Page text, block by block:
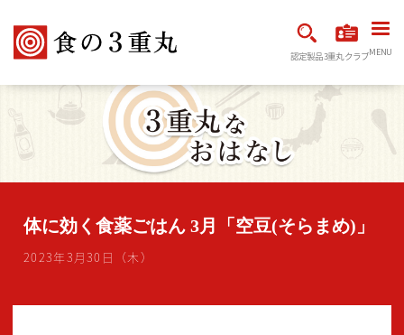
認定製品3重丸クラブMENU
体に効く食薬ごはん 3月「空豆(そらまめ)」
2023年3月30日（木）